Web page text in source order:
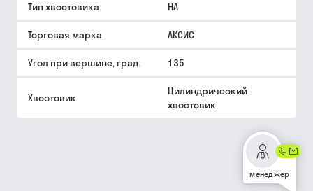
Тип хвостовика HA
Торговая марка АКСИС
Угол при вершине, град. 135
Хвостовик
Цилиндрический
хвостовик
менеджер